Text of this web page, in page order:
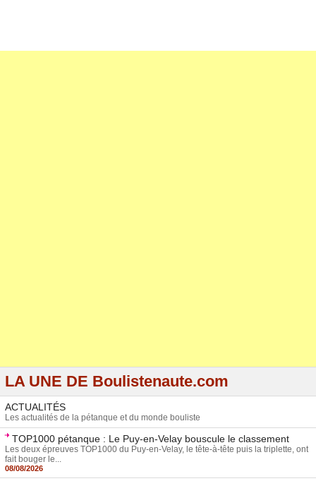
LA UNE DE Boulistenaute.com
ACTUALITÉS
Les actualités de la pétanque et du monde bouliste
TOP1000 pétanque : Le Puy-en-Velay bouscule le classement
Les deux épreuves TOP1000 du Puy-en-Velay, le tête-à-tête puis la triplette, ont
fait bouger le...
08/08/2026